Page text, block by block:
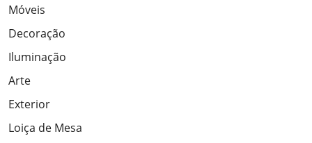
Móveis
Decoração
Iluminação
Arte
Exterior
Loiça de Mesa